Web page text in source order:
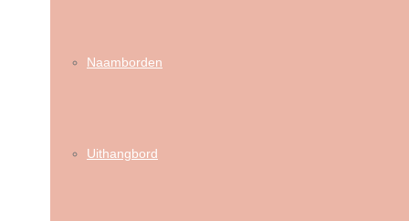
Naamborden
Uithangbord